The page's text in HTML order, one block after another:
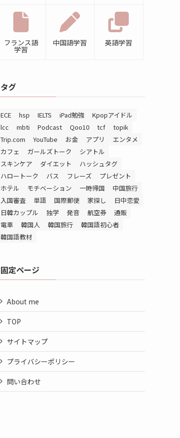
フランス語
学習
中国語学習 英語学習
タグ
ECE hsp IELTS iPad勉強
Kpopアイドル
lcc
mbti Podcast Qoo10 tcf
topik
Trip.com
YouTube お金 アプリ
エンタメ
カフェ
ガールズトーク
シアトル
スキンケア
ダイエット
ハッシュタグ
ハロートーク
バス フレーズ
プレゼント
ホテル
モチベーション 一時帰国
中国旅行
入国審査
単語 国際郵便 家探し
日中恋愛
日韓カップル
独学 発音 航空券
通販
電車
韓国人 韓国旅行
韓国語初心者
韓国語教材
固定ページ
About me
TOP
サイトマップ
プライバシーポリシー
問い合わせ